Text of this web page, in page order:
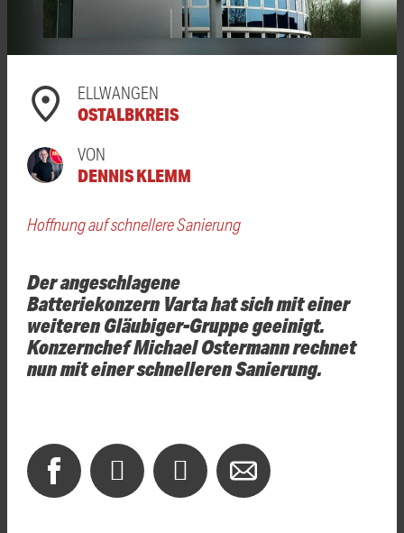
ELLWANGEN
OSTALBKREIS
VON
DENNIS KLEMM
Hoffnung auf schnellere Sanierung
Der angeschlagene
Batteriekonzern Varta hat sich mit einer
weiteren Gläubiger-Gruppe geeinigt.
Konzernchef Michael Ostermann rechnet
nun mit einer schnelleren Sanierung.